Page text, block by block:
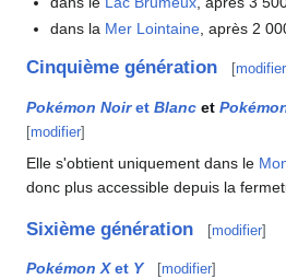
dans la Mer Lointaine , après 2
Cinquième génération [modifier
Pokémon Noiret Blanc et
[modifier]
Elle s'obtient uniquement dans le
donc plus accessible depuis la
Sixième génération [modifier]
Pokémon Xet Y [modifier]